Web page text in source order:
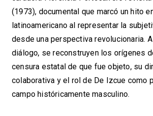
(1973), documental que marcó un hito
latinoamericano al representar la
desde una perspectiva revolucionaria.
diálogo, se reconstruyen los orígenes
censura estatal de que fue objeto, su
colaborativa y el rol de De Izcue como
campo históricamente masculino.